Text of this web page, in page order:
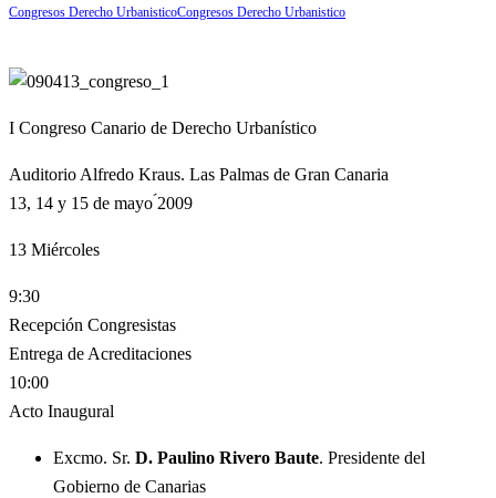
Congresos Derecho UrbanisticoCongresos Derecho Urbanistico
I Congreso Canario de Derecho Urbanístico
Auditorio Alfredo Kraus. Las Palmas de Gran Canaria
13, 14 y 15 de mayo ́2009
13 Miércoles
9:30
Recepción Congresistas
Entrega de Acreditaciones
10:00
Acto Inaugural
Excmo. Sr. D. Paulino Rivero Baute. Presidente del
Gobierno de Canarias